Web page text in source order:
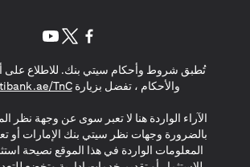
تُطبق شروط وأحكام سيتي بنك. للاطلاع
والأحكام ، تفضل بزيارةTnC
الآراء الواردة هنا لا تعبر سوى عن وجهة نظر
بالضرورة وجهات نظر سيتي بنك الإمارات أو
المعلومات الواردة في هذا الموقع نصيحة